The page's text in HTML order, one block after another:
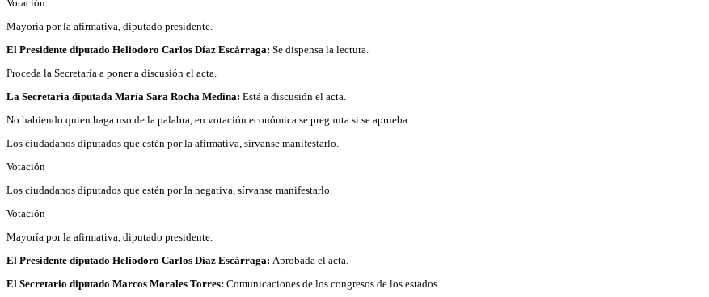
Votación
Mayoría por la afirmativa, diputado presidente.
El Presidente diputado Heliodoro Carlos Díaz Escárraga: Se dispensa la lectura.
Proceda la Secretaría a poner a discusión el acta.
La Secretaria diputada María Sara Rocha Medina: Está a discusión el acta.
No habiendo quien haga uso de la palabra, en votación económica se pregunta si se aprueba.
Los ciudadanos diputados que estén por la afirmativa, sírvanse manifestarlo.
Votación
Los ciudadanos diputados que estén por la negativa, sírvanse manifestarlo.
Votación
Mayoría por la afirmativa, diputado presidente.
El Presidente diputado Heliodoro Carlos Díaz Escárraga: Aprobada el acta.
El Secretario diputado Marcos Morales Torres: Comunicaciones de los congresos de los estados.